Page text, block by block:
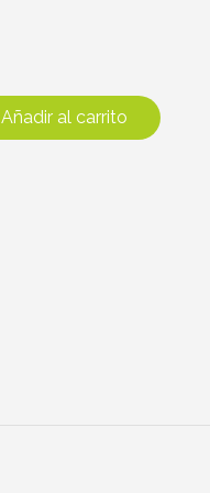
Añadir al carrito